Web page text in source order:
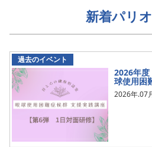
新着パリ
過去のイベント
2026年
球使用困
2026年.07